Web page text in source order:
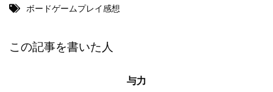
ボードゲームプレイ感想
この記事を書いた人
与力